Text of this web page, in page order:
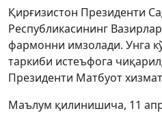
Қирғизистон Президенти
Республикасининг
фармонни имзолади. Унга
таркиби истеъфога
Президенти Матбуот
Маълум қилинишича, 11